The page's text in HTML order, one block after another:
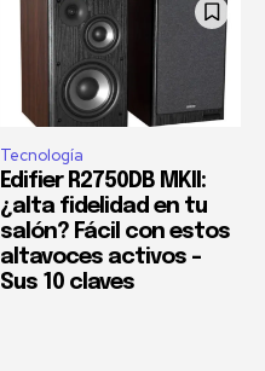
Tecnología
Edifier R2750DB MKII:
¿alta fidelidad en tu
salón? Fácil con estos
altavoces activos –
Sus 10 claves